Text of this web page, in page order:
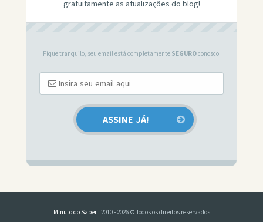
gratuitamente as atualizações do blog!
Fique tranquilo, seu email está completamente SEGUROconosco.
Minuto do Saber· 2010 - 2026 © Todos os direitos reservados